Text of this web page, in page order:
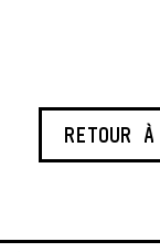
RETOUR